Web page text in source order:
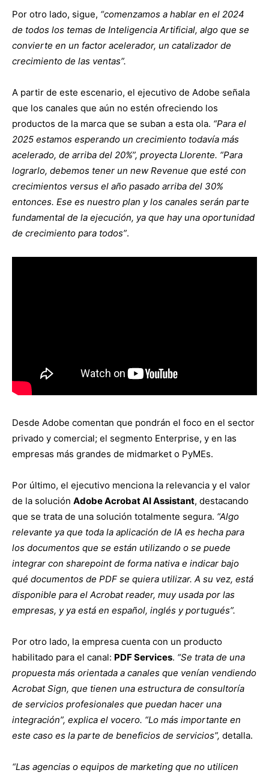
Por otro lado, sigue, “comenzamos a hablar en el 2024
de todos los temas de Inteligencia Artificial, algo que se
convierte en un factor acelerador, un catalizador de
crecimiento de las ventas”.
A partir de este escenario, el ejecutivo de Adobe señala
que los canales que aún no estén ofreciendo los
productos de la marca que se suban a esta ola. “Para el
2025 estamos esperando un crecimiento todavía más
acelerado, de arriba del 20%”, proyecta Llorente. “Para
lograrlo, debemos tener un new Revenue que esté con
crecimientos versus el año pasado arriba del 30%
entonces. Ese es nuestro plan y los canales serán parte
fundamental de la ejecución, ya que hay una oportunidad
de crecimiento para todos”.
Desde Adobe comentan que pondrán el foco en el sector
privado y comercial; el segmento Enterprise, y en las
empresas más grandes de midmarket o PyMEs.
Por último, el ejecutivo menciona la relevancia y el valor
de la solución Adobe Acrobat AI Assistant, destacando
que se trata de una solución totalmente segura. “Algo
relevante ya que toda la aplicación de IA es hecha para
los documentos que se están utilizando o se puede
integrar con sharepoint de forma nativa e indicar bajo
qué documentos de PDF se quiera utilizar. A su vez, está
disponible para el Acrobat reader, muy usada por las
empresas, y ya está en español, inglés y portugués”.
Por otro lado, la empresa cuenta con un producto
habilitado para el canal: PDF Services. “Se trata de una
propuesta más orientada a canales que venían vendiendo
Acrobat Sign, que tienen una estructura de consultoría
de servicios profesionales que puedan hacer una
integración”, explica el vocero. “Lo más importante en
este caso es la parte de beneficios de servicios”, detalla.
“Las agencias o equipos de marketing que no utilicen